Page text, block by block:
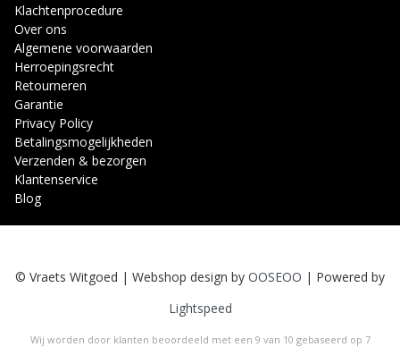
Klachtenprocedure
Over ons
Algemene voorwaarden
Herroepingsrecht
Retourneren
Garantie
Privacy Policy
Betalingsmogelijkheden
Verzenden & bezorgen
Klantenservice
Blog
© Vraets Witgoed | Webshop design by OOSEOO | Powered by
Lightspeed
Wij worden door klanten beoordeeld met een 9 van 10 gebaseerd op 7